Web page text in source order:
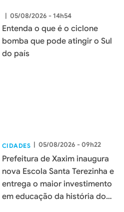
| 05/08/2026 - 14h54
Entenda o que é o ciclone
bomba que pode atingir o Sul
do país
CIDADES | 05/08/2026 - 09h22
Prefeitura de Xaxim inaugura
nova Escola Santa Terezinha e
entrega o maior investimento
em educação da história do